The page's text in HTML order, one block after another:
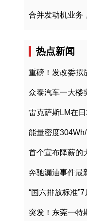
热点新闻
众泰汽车一大楼
突发！东莞一特